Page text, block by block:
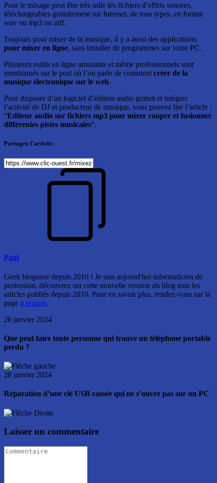
Pour le mixage peut être très utile les fichiers d’effets sonores,
téléchargeables gratuitement sur Internet, de tous types, en format
wav ou mp3 ou aiff.
Toujours pour mixer de la musique, il y a aussi des applications
pour mixer en ligne, sans installer de programmes sur votre PC.
Plusieurs outils en ligne amusants et même professionnels sont
mentionnés sur le post où l’on parle de comment créer de la
musique électronique sur le web.
Pour disposer d’un logiciel d’édition audio gratuit et intégrer
l’activité de DJ et producteur de musique, vous pouvez lire l’article :
“Editeur audio sur fichiers mp3 pour mixer couper et fusionner
différentes pistes musicales“.
Partagez l'article:
Paul
Geek blogueur depuis 2010 ! Je suis aujourd'hui informaticien de
profession, découvrez sur cette nouvelle version du blog tous les
articles publiés depuis 2010. Pour en savoir plus, rendez-vous sur la
page à propos.
26 janvier 2024
Que peut faire toute personne qui trouve un téléphone portable
perdu ?
28 janvier 2024
Réparation d’une clé USB cassée qui ne s’ouvre pas sur un PC
Laisser un commentaire